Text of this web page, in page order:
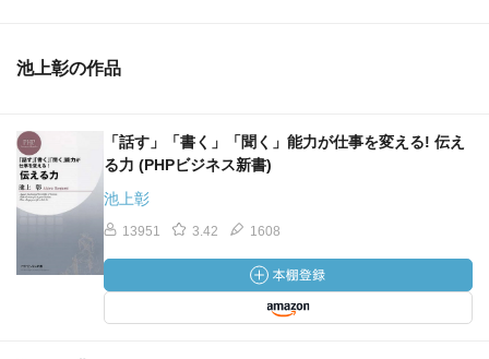
世界的に国際ニュースが減って、国内ニュースばかりにな
今後、日中の関係は改善されると思います。それは習近平
が独裁的な力を持ったからだというパラドキシカルな話で
すね。（池上）
ら、独裁的でもいいから
時間のコストを短縮できる政治家を望みます。
そうでなければ、外交をやってられないから。（佐藤）
池上彰の作品
「話す」「書く」「聞く」能力が仕事を変える! 伝え
る力 (PHPビジネス新書)
池上彰
13951 3.42 1608